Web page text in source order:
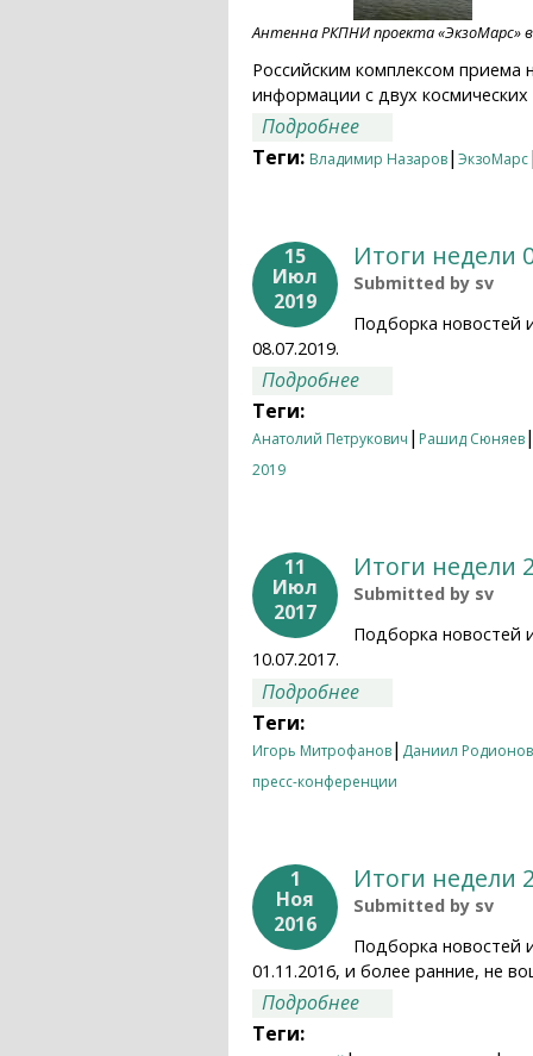
Антенна РКПНИ проекта «ЭкзоМарс»
Российским комплексом
информации с двух космических
Подробнее
Теги: Владимир Назаров| ЭкзоМарс|
15
Июл
2019
Итоги недели
Submitted by sv
Подборка новостей
08.07.2019.
Подробнее
Теги:
Анатолий Петрукович | Рашид Сюняев|
2019
11
Июл
2017
Итоги недели
Submitted by sv
Подборка новостей
10.07.2017.
Подробнее
Теги:
Игорь Митрофанов| Даниил Родионов
пресс-конференции
1
Ноя
2016
Итоги недели
Submitted by sv
Подборка новостей
01.11.2016, и более ранние, не
Подробнее
Теги: